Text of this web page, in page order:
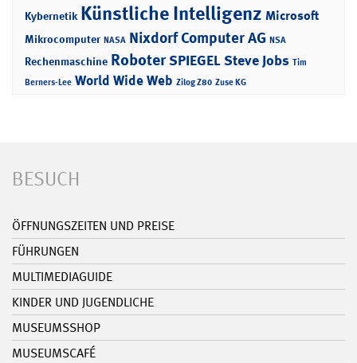
Kybernetik Künstliche Intelligenz Microsoft
Mikrocomputer NASA Nixdorf Computer AG NSA
Rechenmaschine RoboterSPIEGELSteve Jobs Tim
Berners-Lee World Wide Web Zilog Z80 Zuse KG
BESUCH
ÖFFNUNGSZEITEN UND PREISE
FÜHRUNGEN
MULTIMEDIAGUIDE
KINDER UND JUGENDLICHE
MUSEUMSSHOP
MUSEUMSCAFÉ